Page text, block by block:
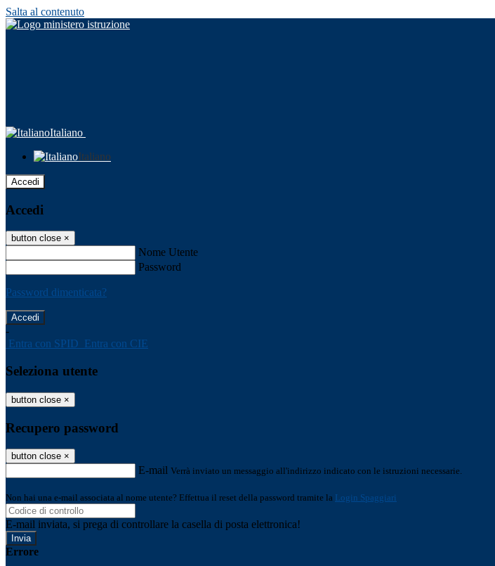
Salta al contenuto
Italiano
Italiano
Accedi
Accedi
button close ×
Nome Utente
Password
Password dimenticata?
-
Entra con SPID Entra con CIE
Seleziona utente
button close ×
Recupero password
button close ×
E-mail Verrà inviato un messaggio all'indirizzo indicato con le istruzioni necessarie.
Non hai una e-mail associata al nome utente? Effettua il reset della password tramite la Login Spaggiari
E-mail inviata, si prega di controllare la casella di posta elettronica!
Errore